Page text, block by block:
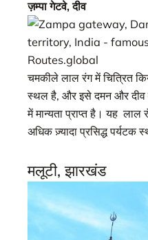
ज़म्पा गेटवे, दीव
चमकीले लाल रंग में चित्रित
स्थल है, और इसे दमन और दीव
में मान्यता प्राप्त है। यह लाल
अधिक ज़्यादा प्रसिद्ध पर्यटक
मलूटी, झारखंड